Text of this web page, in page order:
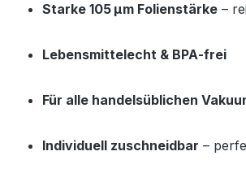
Starke 105 µm Folienstärke –
Lebensmittelecht & BPA‑frei
Für alle handelsüblichen
Individuell zuschneidbar –